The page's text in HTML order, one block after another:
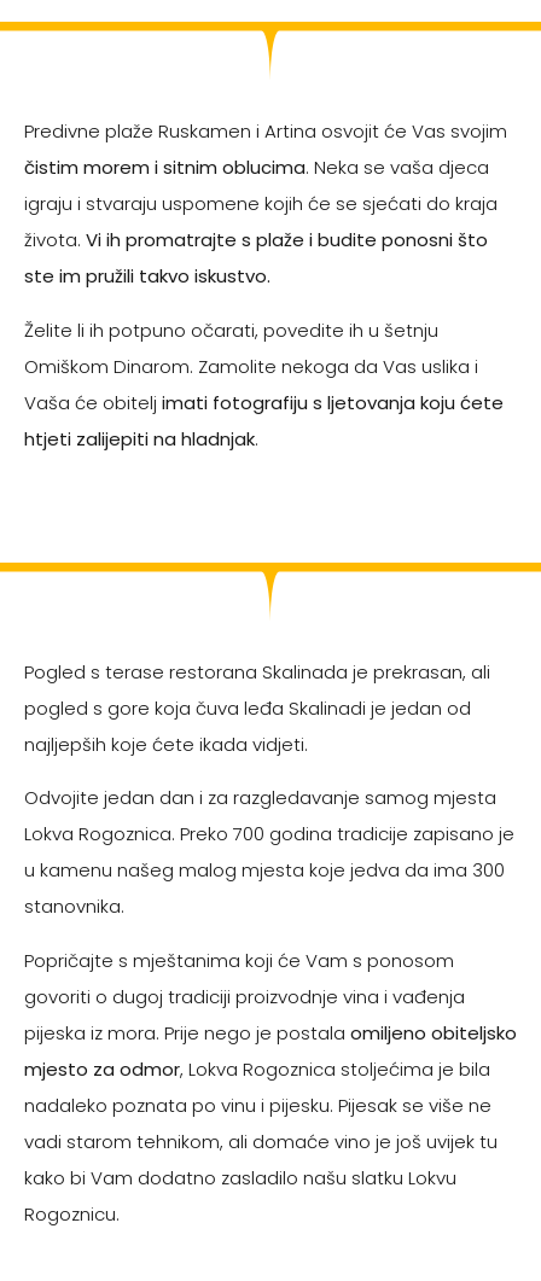
Predivne plaže Ruskamen i Artina osvojit će Vas svojim
čistim morem i sitnim oblucima. Neka se vaša djeca
igraju i stvaraju uspomene kojih će se sjećati do kraja
života. Vi ih promatrajte s plaže i budite ponosni što
ste im pružili takvo iskustvo.
Želite li ih potpuno očarati, povedite ih u šetnju
Omiškom Dinarom. Zamolite nekoga da Vas uslika i
Vaša će obitelj imati fotografiju s ljetovanja koju ćete
htjeti zalijepiti na hladnjak.
Pogled s terase restorana Skalinada je prekrasan, ali
pogled s gore koja čuva leđa Skalinadi je jedan od
najljepših koje ćete ikada vidjeti.
Odvojite jedan dan i za razgledavanje samog mjesta
Lokva Rogoznica. Preko 700 godina tradicije zapisano je
u kamenu našeg malog mjesta koje jedva da ima 300
stanovnika.
Popričajte s mještanima koji će Vam s ponosom
govoriti o dugoj tradiciji proizvodnje vina i vađenja
pijeska iz mora. Prije nego je postala omiljeno obiteljsko
mjesto za odmor, Lokva Rogoznica stoljećima je bila
nadaleko poznata po vinu i pijesku. Pijesak se više ne
vadi starom tehnikom, ali domaće vino je još uvijek tu
kako bi Vam dodatno zasladilo našu slatku Lokvu
Rogoznicu.